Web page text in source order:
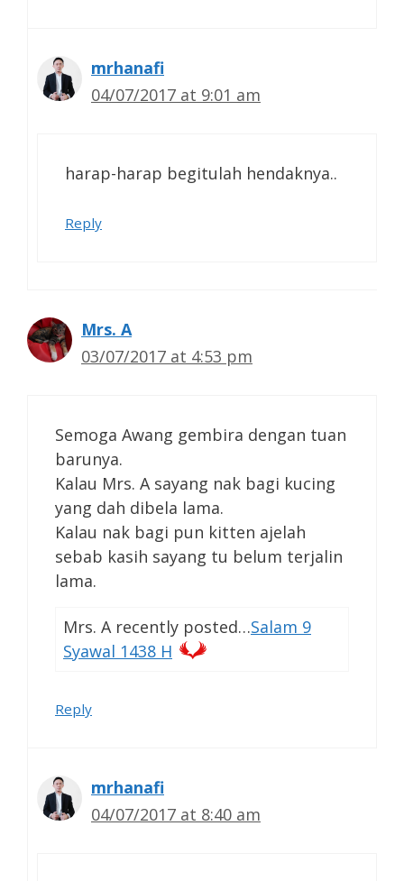
mrhanafi
04/07/2017 at 9:01 am
harap-harap begitulah hendaknya..
Reply
Mrs. A
03/07/2017 at 4:53 pm
Semoga Awang gembira dengan tuan
barunya.
Kalau Mrs. A sayang nak bagi kucing
yang dah dibela lama.
Kalau nak bagi pun kitten ajelah
sebab kasih sayang tu belum terjalin
lama.
Mrs. A recently posted…Salam 9
Syawal 1438 H
Reply
mrhanafi
04/07/2017 at 8:40 am